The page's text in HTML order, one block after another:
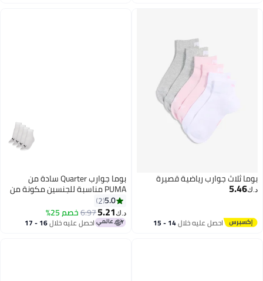
بوما ثلاث جوارب رياضية قصيرة
د.ك‏5.46
احصل عليه خلال 14 - 15
اغسطس
بوما جوارب Quarter سادة من
PUMA مناسبة للجنسين مكونة من
4 قطع 5.0
2
د.ك‏5.21
6.97خصم 25%
احصل عليه خلال 16 - 17
اغسطس